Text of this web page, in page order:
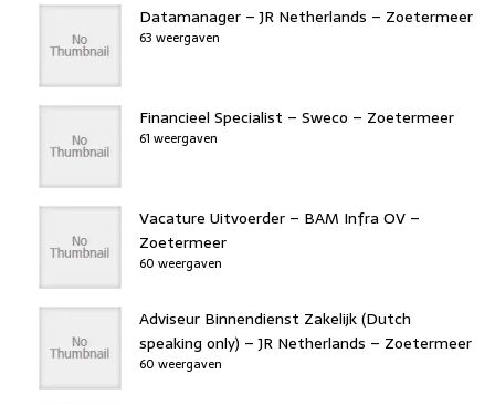
Datamanager – JR Netherlands – Zoetermeer
63 weergaven
Financieel Specialist – Sweco – Zoetermeer
61 weergaven
Vacature Uitvoerder – BAM Infra OV –
Zoetermeer
60 weergaven
Adviseur Binnendienst Zakelijk (Dutch
speaking only) – JR Netherlands – Zoetermeer
60 weergaven